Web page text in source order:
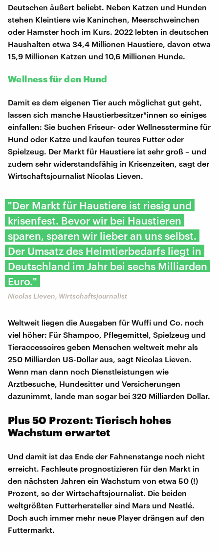
Deutschen äußert beliebt. Neben Katzen und Hunden
stehen Kleintiere wie Kaninchen, Meerschweinchen
oder Hamster hoch im Kurs. 2022 lebten in deutschen
Haushalten etwa 34,4 Millionen Haustiere, davon etwa
15,9 Millionen Katzen und 10,6 Millionen Hunde.
Wellness für den Hund
Damit es dem eigenen Tier auch möglichst gut geht,
lassen sich manche Haustierbesitzer*innen so einiges
einfallen: Sie buchen Friseur- oder Wellnesstermine für
Hund oder Katze und kaufen teures Futter oder
Spielzeug. Der Markt für Haustiere ist sehr groß – und
zudem sehr widerstandsfähig in Krisenzeiten, sagt der
Wirtschaftsjournalist Nicolas Lieven.
"Der Markt für Haustiere ist riesig und
krisenfest. Bevor wir bei Haustieren
sparen, sparen wir lieber an uns selbst.
Der Umsatz des Heimtierbedarfs liegt in
Deutschland im Jahr bei sechs Milliarden
Euro."
Nicolas Lieven, Wirtschaftsjournalist
Weltweit liegen die Ausgaben für Wuffi und Co. noch
viel höher: Für Shampoo, Pflegemittel, Spielzeug und
Tieraccessoires geben Menschen weltweit mehr als
250 Milliarden US-Dollar aus, sagt Nicolas Lieven.
Wenn man dann noch Dienstleistungen wie
Arztbesuche, Hundesitter und Versicherungen
dazunimmt, lande man sogar bei 320 Milliarden Dollar.
Plus 50 Prozent: Tierisch hohes
Wachstum erwartet
Und damit ist das Ende der Fahnenstange noch nicht
erreicht. Fachleute prognostizieren für den Markt in
den nächsten Jahren ein Wachstum von etwa 50 (!)
Prozent, so der Wirtschaftsjournalist. Die beiden
weltgrößten Futterhersteller sind Mars und Nestlé.
Doch auch immer mehr neue Player drängen auf den
Futtermarkt.